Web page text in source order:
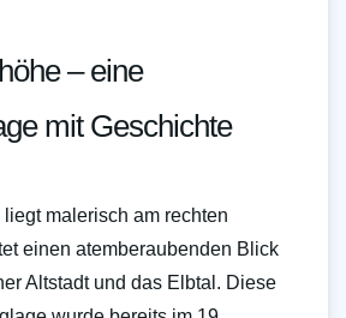
– eine
mit Geschichte
liegt malerisch am rechten
einen atemberaubenden Blick
Altstadt und das Elbtal. Diese